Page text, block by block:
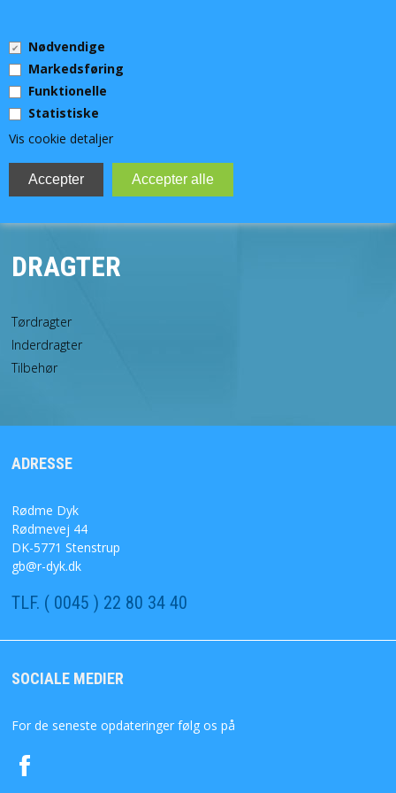
Nødvendige
Markedsføring
Funktionelle
Statistiske
Vis cookie detaljer
MENU
DYKKERUDSTYR
TEKNISK DYKKERUDSTYR
UV-JAGT
VIDEOLYS OG LYGTER
DYKKERKLUB
FORSIDE
KURV
BESTIL
NYHEDER
DRAGTER
Tørdragter
Inderdragter
Tilbehør
ADRESSE
Rødme Dyk
Rødmevej 44
DK-5771 Stenstrup
gb@r-dyk.dk
TLF. ( 0045 ) 22 80 34 40
SOCIALE MEDIER
For de seneste opdateringer følg os på